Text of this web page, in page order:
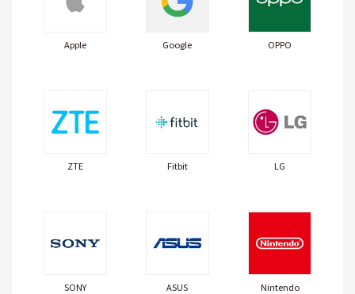
Apple Google OPPO
ZTE Fitbit LG
SONY ASUS Nintendo